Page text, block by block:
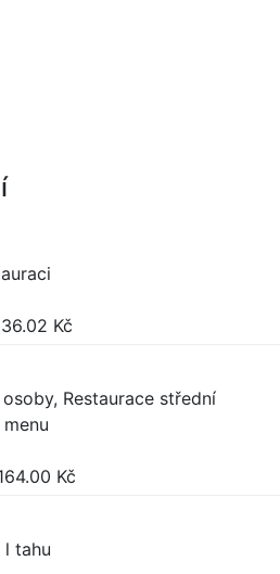
36.02 Kč
Restaurace střední
Kč
l tahu